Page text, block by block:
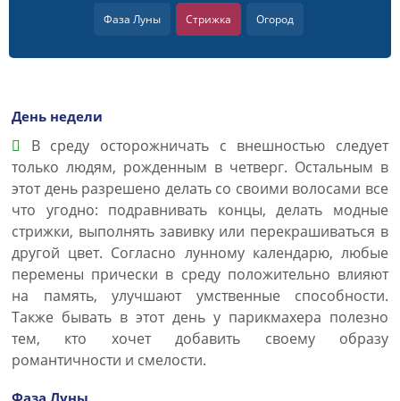
Фаза Луны Стрижка Огород
День недели
В среду осторожничать с внешностью следует
только людям, рожденным в четверг. Остальным в
этот день разрешено делать со своими волосами все
что угодно: подравнивать концы, делать модные
стрижки, выполнять завивку или перекрашиваться в
другой цвет. Согласно лунному календарю, любые
перемены прически в среду положительно влияют
на память, улучшают умственные способности.
Также бывать в этот день у парикмахера полезно
тем, кто хочет добавить своему образу
романтичности и смелости.
Фаза Луны